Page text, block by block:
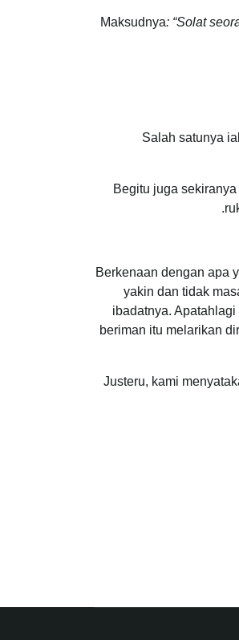
Maksudnya: “Solat
Salah satunya
Begitu juga
Berkenaan dengan apa
yakin dan tidak
ibadatnya.
beriman itu melarikan
Justeru, kami